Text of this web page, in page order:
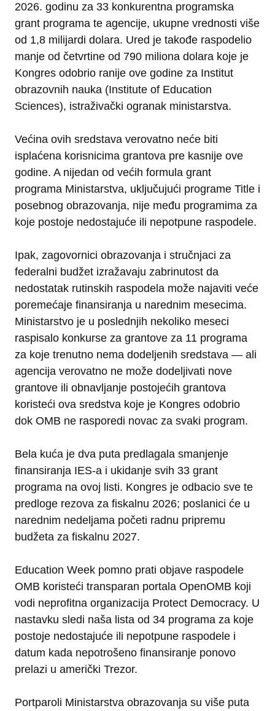
2026. godinu za 33 konkurentna programska
grant programa te agencije, ukupne vrednosti više
od 1,8 milijardi dolara. Ured je takođe raspodelio
manje od četvrtine od 790 miliona dolara koje je
Kongres odobrio ranije ove godine za Institut
obrazovnih nauka (Institute of Education
Sciences), istraživački ogranak ministarstva.
Većina ovih sredstava verovatno neće biti
isplaćena korisnicima grantova pre kasnije ove
godine. A nijedan od većih formula grant
programa Ministarstva, uključujući programe Title i
posebnog obrazovanja, nije među programima za
koje postoje nedostajuće ili nepotpune raspodele.
Ipak, zagovornici obrazovanja i stručnjaci za
federalni budžet izražavaju zabrinutost da
nedostatak rutinskih raspodela može najaviti veće
poremećaje finansiranja u narednim mesecima.
Ministarstvo je u poslednjih nekoliko meseci
raspisalo konkurse za grantove za 11 programa
za koje trenutno nema dodeljenih sredstava — ali
agencija verovatno ne može dodeljivati nove
grantove ili obnavljanje postojećih grantova
koristeći ova sredstva koje je Kongres odobrio
dok OMB ne rasporedi novac za svaki program.
Bela kuća je dva puta predlagala smanjenje
finansiranja IES-a i ukidanje svih 33 grant
programa na ovoj listi. Kongres je odbacio sve te
predloge rezova za fiskalnu 2026; poslanici će u
narednim nedeljama početi radnu pripremu
budžeta za fiskalnu 2027.
Education Week pomno prati objave raspodele
OMB koristeći transparan portala OpenOMB koji
vodi neprofitna organizacija Protect Democracy. U
nastavku sledi naša lista od 34 programa za koje
postoje nedostajuće ili nepotpune raspodele i
datum kada nepotrošeno finansiranje ponovo
prelazi u američki Trezor.
Portparoli Ministarstva obrazovanja su više puta